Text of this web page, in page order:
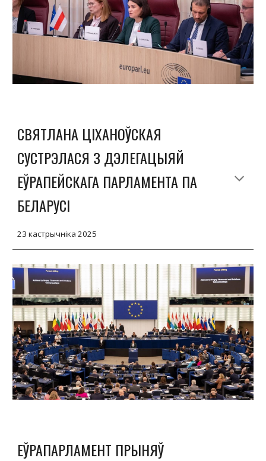
СВЯТЛАНА ЦІХАНОЎСКАЯ
СУСТРЭЛАСЯ З ДЭЛЕГАЦЫЯЙ
ЕЎРАПЕЙСКАГА ПАРЛАМЕНТА ПА
БЕЛАРУСІ
23 кастрычніка 2025
ЕЎРАПАРЛАМЕНТ ПРЫНЯЎ